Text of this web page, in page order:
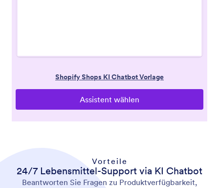
Vorteile
24/7 Lebensmittel-Support via KI Chatbot
Beantworten Sie Fragen zu Produktverfügbarkeit,